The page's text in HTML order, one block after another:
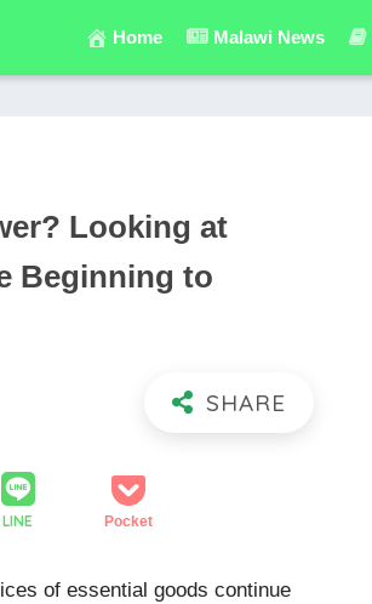
Home Malawi News
Looking at
Beginning to
LINE Pocket
of essential goods continue